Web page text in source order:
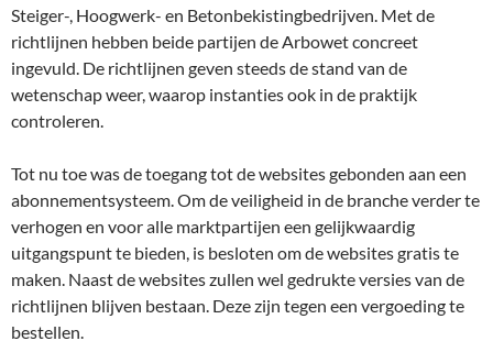
Steiger-, Hoogwerk- en Betonbekistingbedrijven. Met de
richtlijnen hebben beide partijen de Arbowet concreet
ingevuld. De richtlijnen geven steeds de stand van de
wetenschap weer, waarop instanties ook in de praktijk
controleren.
Tot nu toe was de toegang tot de websites gebonden aan een
abonnementsysteem. Om de veiligheid in de branche verder te
verhogen en voor alle marktpartijen een gelijkwaardig
uitgangspunt te bieden, is besloten om de websites gratis te
maken. Naast de websites zullen wel gedrukte versies van de
richtlijnen blijven bestaan. Deze zijn tegen een vergoeding te
bestellen.